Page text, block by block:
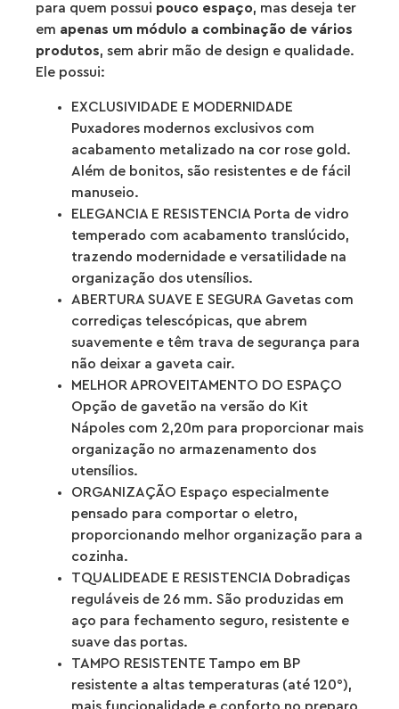
para quem possui pouco espaço, mas deseja ter
em apenas um módulo a combinação de vários
produtos, sem abrir mão de design e qualidade.
Ele possui:
EXCLUSIVIDADE E MODERNIDADE
Puxadores modernos exclusivos com
acabamento metalizado na cor rose gold.
Além de bonitos, são resistentes e de fácil
manuseio.
ELEGANCIA E RESISTENCIA Porta de vidro
temperado com acabamento translúcido,
trazendo modernidade e versatilidade na
organização dos utensílios.
ABERTURA SUAVE E SEGURA Gavetas com
corrediças telescópicas, que abrem
suavemente e têm trava de segurança para
não deixar a gaveta cair.
MELHOR APROVEITAMENTO DO ESPAÇO
Opção de gavetão na versão do Kit
Nápoles com 2,20m para proporcionar mais
organização no armazenamento dos
utensílios.
ORGANIZAÇÃO Espaço especialmente
pensado para comportar o eletro,
proporcionando melhor organização para a
cozinha.
TQUALIDEADE E RESISTENCIA Dobradiças
reguláveis de 26 mm. São produzidas em
aço para fechamento seguro, resistente e
suave das portas.
TAMPO RESISTENTE Tampo em BP
resistente a altas temperaturas (até 120°),
mais funcionalidade e conforto no preparo